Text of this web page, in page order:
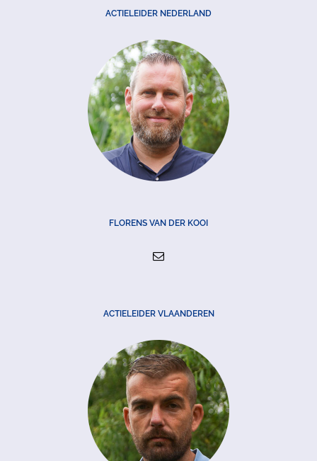
ACTIELEIDER NEDERLAND
FLORENS VAN DER KOOI
ACTIELEIDER VLAANDEREN